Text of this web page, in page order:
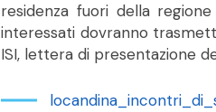
residenza fuori della
interessati dovranno
ISI, lettera di presentazione